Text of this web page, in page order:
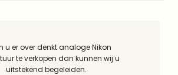
u er over denkt analoge Nikon
te verkopen dan kunnen wij u
uitstekend begeleiden.